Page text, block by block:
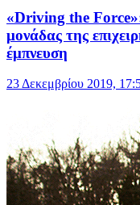
«Driving the
μονάδας της
έμπνευση
23 Δεκεμβρίου 2019,